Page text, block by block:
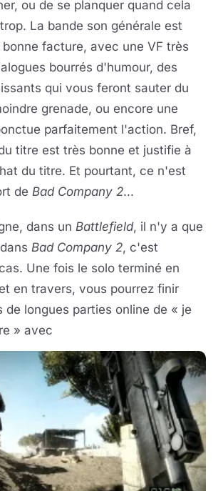
ou de se planquer quand cela
La bande son générale est
facture, avec une VF très
bourrés d'humour, des
qui vous feront sauter du
grenade, ou encore une
parfaitement l'action. Bref,
titre est très bonne et justifie à
du titre. Et pourtant, ce n'est
de Bad Company 2...
dans un Battlefield, il n'y a que
Bad Company 2, c'est
Une fois le solo terminé en
en travers, vous pourrez finir
de longues parties online de « je
» avec